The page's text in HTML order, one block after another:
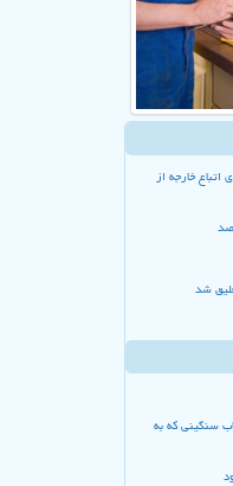
خارجه از
شد
سنگینی که به